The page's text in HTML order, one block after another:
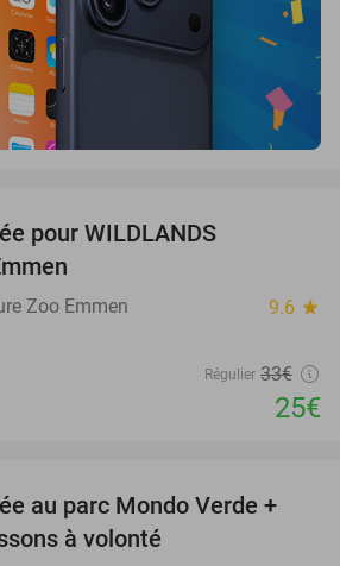
pour WILDLANDS
Zoo Emmen 9.6 star
Régulier 33€
25€
25%
au parc Mondo Verde +
à volonté